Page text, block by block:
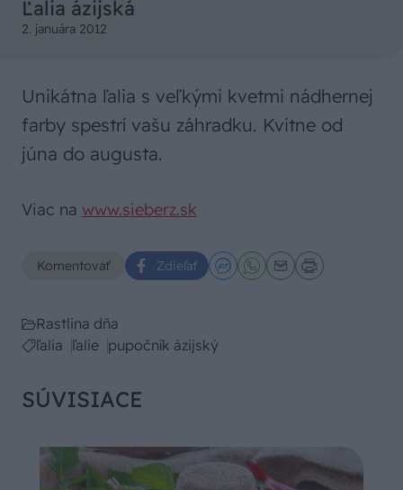
Ľalia ázijská
2. januára 2012
Unikátna ľalia s veľkými kvetmi nádhernej
farby spestrí vašu záhradku. Kvitne od
júna do augusta.
Viac na www.sieberz.sk
Komentovať Zdieľať
Rastlina dňa
ľalia ľalie pupočník ázijský
SÚVISIACE